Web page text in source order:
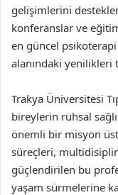
gelişimlerini
konferanslar ve
en güncel psikoterapi
alanındaki yenilikleri
Trakya Üniversitesi
bireylerin ruhsal
önemli bir misyon
süreçleri,
güçlendirilen bu
yaşam sürmelerine